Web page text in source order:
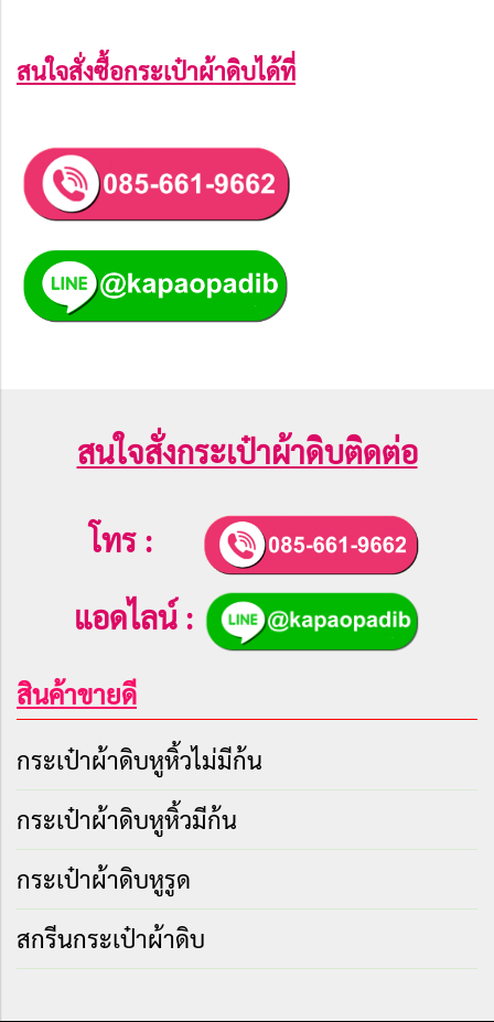
สนใจสั่งซื้อกระเป๋าผ้าดิบได้ที่
สนใจสั่งกระเป๋าผ้าดิบติดต่อ
โทร :
แอดไลน์ :
สินค้าขายดี
กระเป๋าผ้าดิบหูหิ้วไม่มีก้น
กระเป๋าผ้าดิบหูหิ้วมีก้น
กระเป๋าผ้าดิบหูรูด
สกรีนกระเป๋าผ้าดิบ